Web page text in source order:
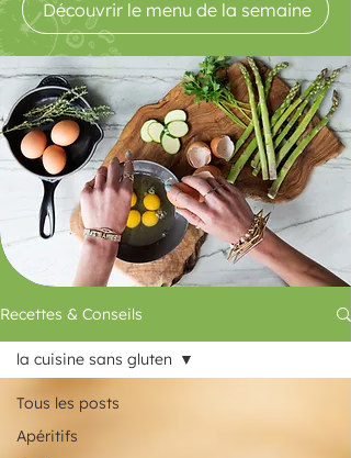
Découvrir le menu de la semaine
Recettes & Conseils
Tous les posts
Apéritifs
la cuisine sans gluten